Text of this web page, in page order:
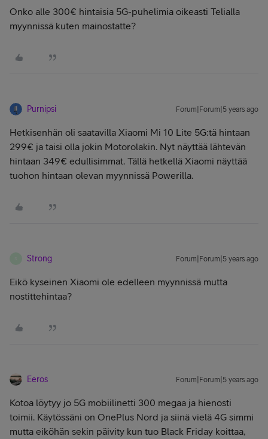
Onko alle 300€ hintaisia 5G-puhelimia oikeasti Telialla
myynnissä kuten mainostatte?
Purnipsi Forum|Forum|5 years ago
Hetkisenhän oli saatavilla Xiaomi Mi 10 Lite 5G:tä hintaan
299€ ja taisi olla jokin Motorolakin. Nyt näyttää lähtevän
hintaan 349€ edullisimmat. Tällä hetkellä Xiaomi näyttää
tuohon hintaan olevan myynnissä Powerilla.
Strong Forum|Forum|5 years ago
Eikö kyseinen Xiaomi ole edelleen myynnissä mutta
nostittehintaa?
Eeros Forum|Forum|5 years ago
Kotoa löytyy jo 5G mobiilinetti 300 megaa ja hienosti
toimii. Käytössäni on OnePlus Nord ja siinä vielä 4G simmi
mutta eiköhän sekin päivity kun tuo Black Friday koittaa,